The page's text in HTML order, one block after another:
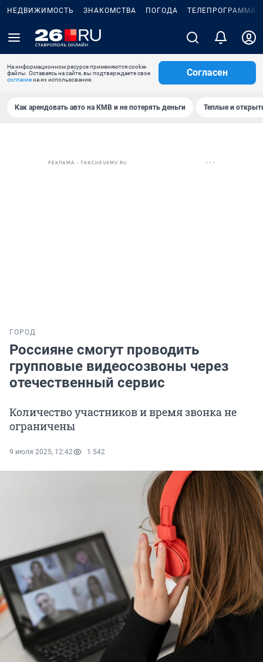
НЕДВИЖИМОСТЬ ЗНАКОМСТВА ПОГОДА ТЕЛЕПРОГРАММА
На информационном ресурсе применяются cookie-
файлы. Оставаясь на сайте, вы подтверждаете свое
согласиена их использование.
Согласен
Как арендовать авто на КМВ и не потерять деньги Теплые и
РЕКЛАМА • TKACHEVKMV.RU
ГОРОД
Россияне смогут проводить
групповые видеосозвоны через
отечественный сервис
Количество участников и время звонка не
ограничены
9 июля 2025, 12:42 1 542